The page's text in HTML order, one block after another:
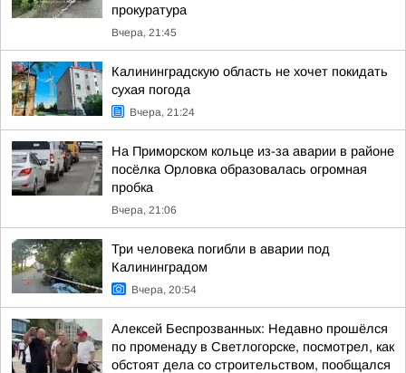
прокуратура
Вчера, 21:45
Калининградскую область не хочет покидать
сухая погода
Вчера, 21:24
На Приморском кольце из-за аварии в районе
посёлка Орловка образовалась огромная
пробка
Вчера, 21:06
Три человека погибли в аварии под
Калининградом
Вчера, 20:54
Алексей Беспрозванных: Недавно прошёлся
по променаду в Светлогорске, посмотрел, как
обстоят дела со строительством, пообщался